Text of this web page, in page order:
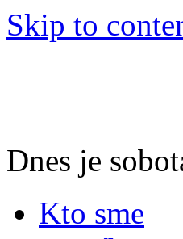
Skip to
Dnes je
Kto sme